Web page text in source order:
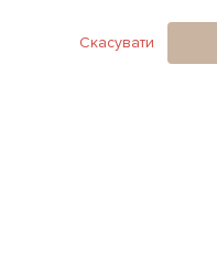
Скасувати